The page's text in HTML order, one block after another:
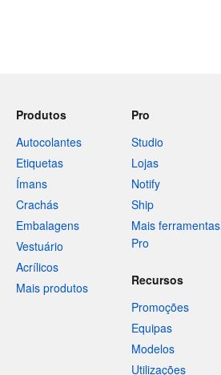
Produtos
Autocolantes
Etiquetas
Ímans
Crachás
Embalagens
Vestuário
Acrílicos
Mais produtos
Pro
Studio
Lojas
Notify
Ship
Mais ferramentas
Pro
Recursos
Promoções
Equipas
Modelos
Utilizações